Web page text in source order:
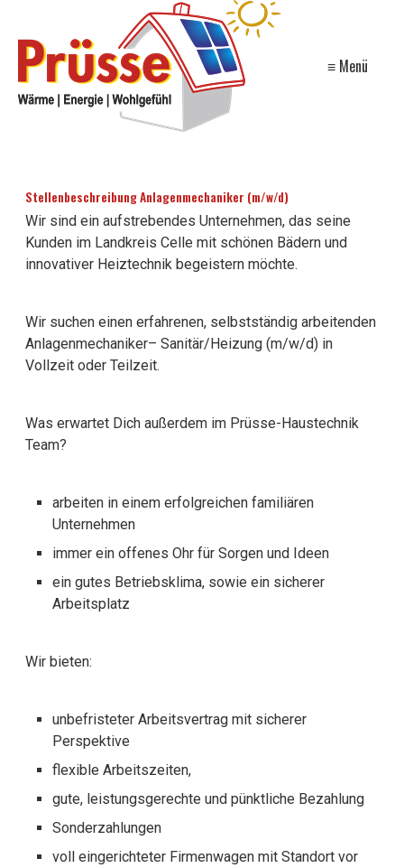
≡ Menü
Stellenbeschreibung Anlagenmechaniker (m/w/d)
Wir sind ein aufstrebendes Unternehmen, das seine
Kunden im Landkreis Celle mit schönen Bädern und
innovativer Heiztechnik begeistern möchte.
Wir suchen einen erfahrenen, selbstständig arbeitenden
Anlagenmechaniker– Sanitär/Heizung (m/w/d) in
Vollzeit oder Teilzeit.
Was erwartet Dich außerdem im Prüsse-Haustechnik
Team?
arbeiten in einem erfolgreichen familiären
Unternehmen
immer ein offenes Ohr für Sorgen und Ideen
ein gutes Betriebsklima, sowie ein sicherer
Arbeitsplatz
Wir bieten:
unbefristeter Arbeitsvertrag mit sicherer
Perspektive
flexible Arbeitszeiten,
gute, leistungsgerechte und pünktliche Bezahlung
Sonderzahlungen
voll eingerichteter Firmenwagen mit Standort vor